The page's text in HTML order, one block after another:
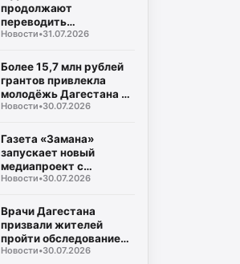
продолжают
переводить
газопроводы под землю
безопасности
Новости•31.07.2026
Более 15,7 млн рублей
грантов привлекла
молодёжь Дагестана в
2026 году
Новости•30.07.2026
Газета «Замана»
запускает новый
медиапроект с
участием известных
Новости•30.07.2026
Врачи Дагестана
призвали жителей
пройти обследование
на гепатит С во время
Новости•30.07.2026